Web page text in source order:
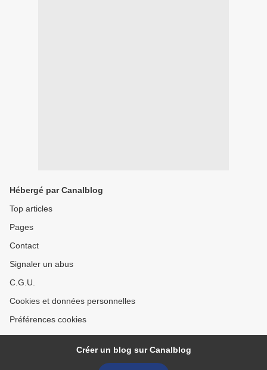
Hébergé par Canalblog
Top articles
Pages
Contact
Signaler un abus
C.G.U.
Cookies et données personnelles
Préférences cookies
Créer un blog sur Canalblog